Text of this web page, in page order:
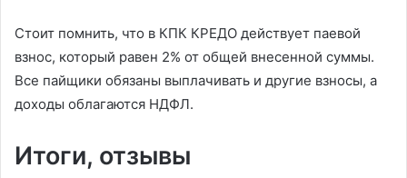
Стоит помнить, что в КПК КРЕДО действует паевой
взнос, который равен 2% от общей внесенной суммы.
Все пайщики обязаны выплачивать и другие взносы, а
доходы облагаются НДФЛ.
Итоги, отзывы